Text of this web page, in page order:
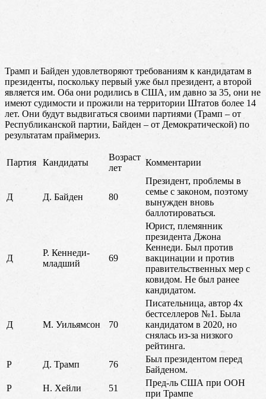
Трамп и Байден удовлетворяют требованиям к кандидатам в
президенты, поскольку первый уже был президент, а второй
является им. Оба они родились в США, им давно за 35, они не
имеют судимости и прожили на территории Штатов более 14
лет. Они будут выдвигаться своими партиями (Трамп – от
Республиканской партии, Байден – от Демократической) по
результатам праймериз.
Партия Кандидаты
Возраст
лет
Комментарии
Д Д. Байден 80
Президент, проблемы в
семье с законом, поэтому
вынужден вновь
баллотироваться.
Д
Р. Кеннеди-
младший
69
Юрист, племянник
президента Джона
Кеннеди. Был против
вакцинации и против
правительственных мер с
ковидом. Не был ранее
кандидатом.
Д М. Уильямсон 70
Писательница, автор 4х
бестселлеров №1. Была
кандидатом в 2020, но
снялась из-за низкого
рейтинга.
Р
Д. Трамп 76
Был президентом перед
Байденом.
Р
Н. Хейли 51
Пред-ль США при ООН
при Трампе